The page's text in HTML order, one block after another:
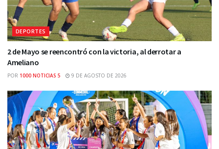
DEPORTES
2 de Mayo se reencontró con la victoria, al derrotar a
Ameliano
POR 1000 NOTICIAS 5 9 DE AGOSTO DE 2026